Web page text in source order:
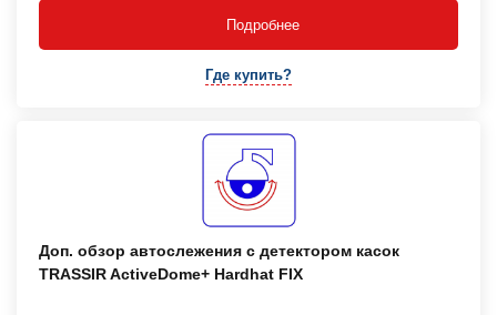
Подробнее
Где купить?
Доп. обзор автослежения с детектором касок
TRASSIR ActiveDome+ Hardhat FIX